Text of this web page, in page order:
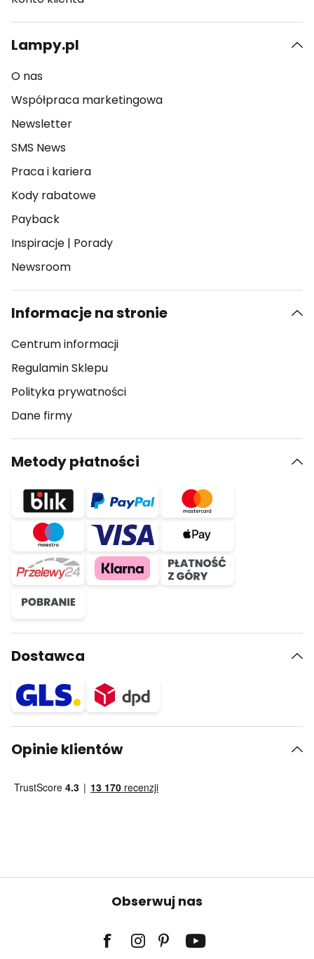
Lampy.pl
O nas
Współpraca marketingowa
Newsletter
SMS News
Praca i kariera
Kody rabatowe
Payback
Inspiracje | Porady
Newsroom
Informacje na stronie
Centrum informacji
Regulamin Sklepu
Polityka prywatności
Dane firmy
Metody płatności
Dostawca
Opinie klientów
Obserwuj nas